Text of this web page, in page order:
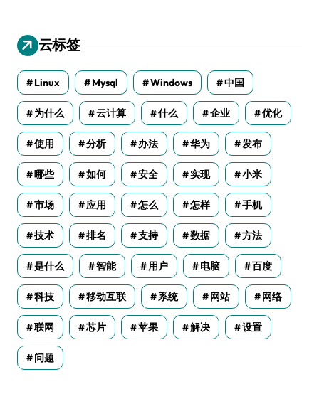
云标签
Linux Mysql Windows 中国
为什么 云计算 什么 企业 优化
使用 分析 办法 华为 发布
哪些 如何 安全 实现 小米
市场 应用 怎么 怎样 手机
技术 排名 支持 数据 方法
是什么 智能 用户 电脑 百度
科技 移动互联 系统 网站 网络
联网 芯片 苹果 解决 设置
问题